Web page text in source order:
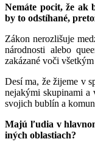
Nemáte pocit, že ak
by to odstíhané,
Zákon nerozlišuje
národnosti alebo
zakázané voči
Desí ma, že žijeme v
nejakými skupinami a
svojich bublín a
Majú ľudia v
iných oblastiach?